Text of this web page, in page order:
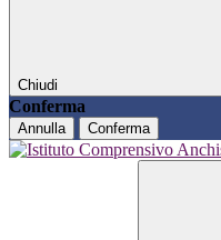
Chiudi
Conferma
Annulla Conferma